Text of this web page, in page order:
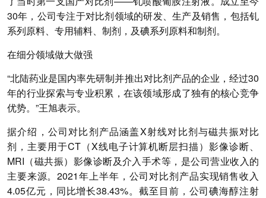
30年，公司专注于对比剂领域的研发、生产及销售，包括钆
系列原料、专用辅料、制剂，及碘系列原料和制剂。
在细分领域做大做强
“北陆药业是国内率先研制并推出对比剂产品的企业，经过30
年的行业探索与专业积累，在该领域形成了独有的核心竞争
优势。”王旭表示。
据介绍，公司对比剂产品涵盖X射线对比剂与磁共振对比
剂，主要用于CT（X线电子计算机断层扫描）影像诊断、
MRI（磁共振）影像诊断及介入手术等，是公司营业收入的
主要来源。2021年上半年，公司对比剂产品实现销售收入
4.05亿元，同比增长38.43%。截至目前，公司碘海醇注射